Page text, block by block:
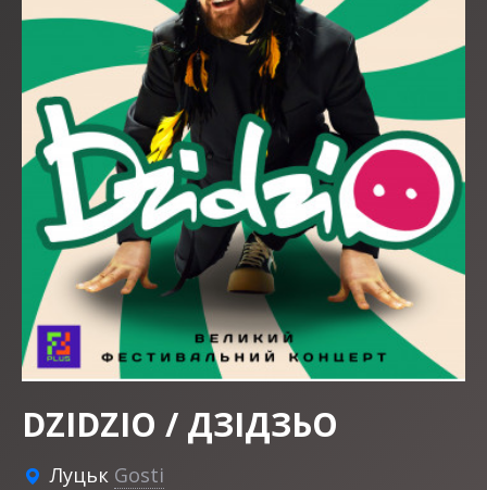
DZIDZIO / ДЗІДЗЬО
Луцьк Gosti